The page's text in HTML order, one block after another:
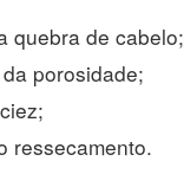
quebra de cabelo;
porosidade;
ressecamento.